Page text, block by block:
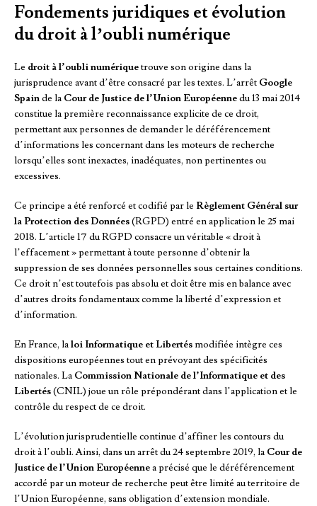
Fondements juridiques et évolution
du droit à l’oubli numérique
Le droit à l’oubli numériquetrouve son origine dans la
jurisprudence avant d’être consacré par les textes. L’arrêt Google
Spainde la Cour de Justice de l’Union Européennedu 13 mai 2014
constitue la première reconnaissance explicite de ce droit,
permettant aux personnes de demander le déréférencement
d’informations les concernant dans les moteurs de recherche
lorsqu’elles sont inexactes, inadéquates, non pertinentes ou
excessives.
Ce principe a été renforcé et codifié par le Règlement Général sur
la Protection des Données(RGPD) entré en application le 25 mai
2018. L’article 17 du RGPD consacre un véritable « droit à
l’effacement » permettant à toute personne d’obtenir la
suppression de ses données personnelles sous certaines conditions.
Ce droit n’est toutefois pas absolu et doit être mis en balance avec
d’autres droits fondamentaux comme la liberté d’expression et
d’information.
En France, laloi Informatique et Libertésmodifiée intègre ces
dispositions européennes tout en prévoyant des spécificités
nationales. La Commission Nationale de l’Informatique et des
Libertés(CNIL) joue un rôle prépondérant dans l’application et le
contrôle du respect de ce droit.
L’évolution jurisprudentielle continue d’affiner les contours du
droit à l’oubli. Ainsi, dans un arrêt du 24 septembre 2019, la Cour de
Justice de l’Union Européennea précisé que le déréférencement
accordé par un moteur de recherche peut être limité au territoire de
l’Union Européenne, sans obligation d’extension mondiale.